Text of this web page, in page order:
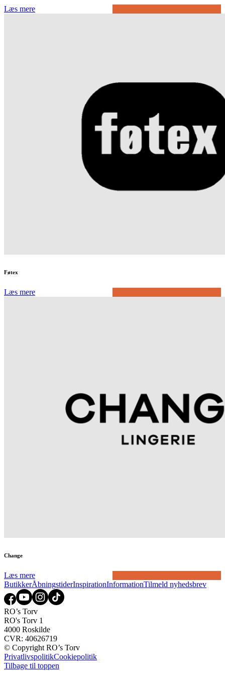
Læs mere
Føtex
Læs mere
Change
Læs mere
ButikkerÅbningstiderInspirationInformationTilmeld nyhedsbrev
RO’s Torv
RO's Torv 1
4000 Roskilde
CVR: 40626719
© Copyright RO’s Torv
PrivatlivspolitikCookiepolitik
Tilbage til toppen